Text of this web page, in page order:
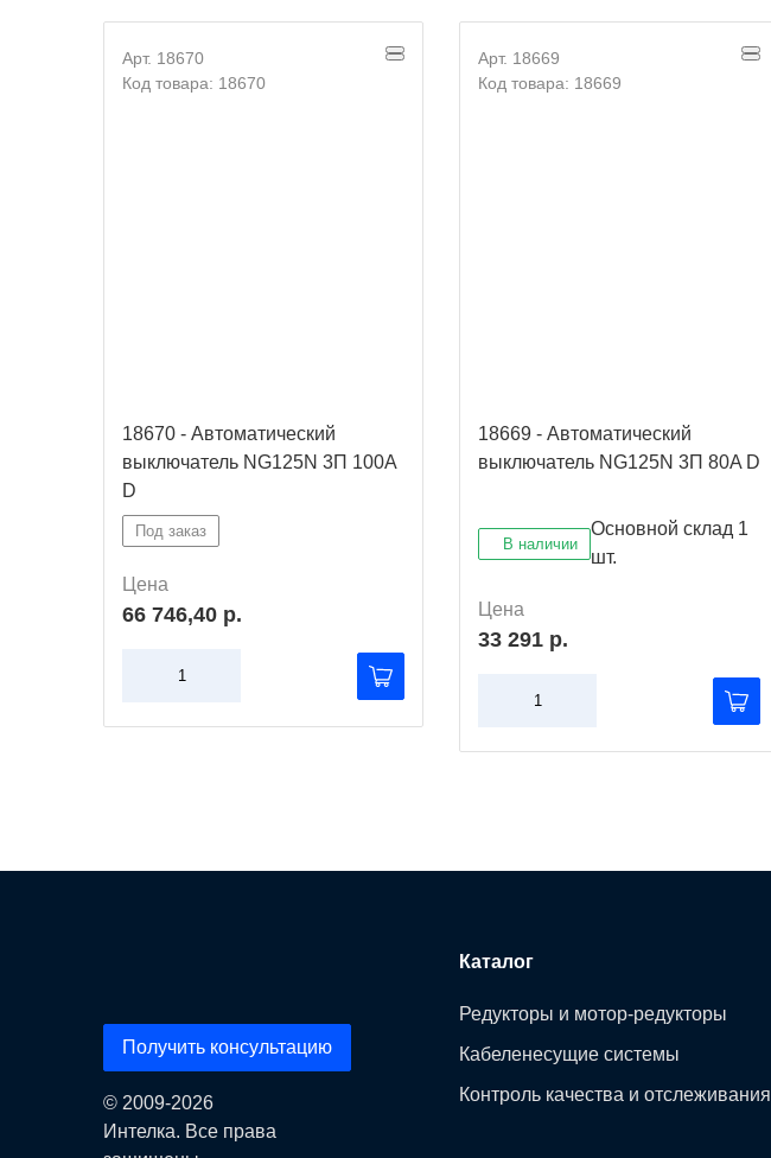
Арт. 18670
Код товара: 18670
18670 - Автоматический
выключатель NG125N 3П 100A
D
Под заказ
Цена
66 746,40 р.
Арт. 18669
Код товара: 18669
18669 - Автоматический
выключатель NG125N 3П 80A D
В наличии
Основной склад 1
шт.
Цена
33 291 р.
Получить консультацию
© 2009-2026
Интелка. Все права
Каталог
Редукторы и мотор-редукторы
Кабеленесущие системы
Контроль качества и отслеживания